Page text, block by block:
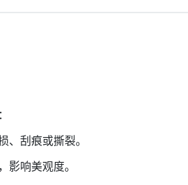
刮痕或撕裂。
响美观度。